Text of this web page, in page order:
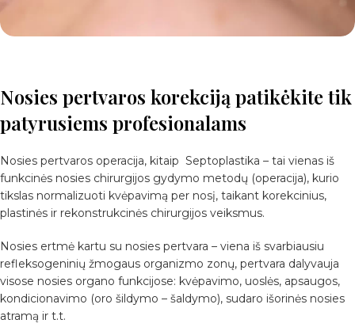
Nosies pertvaros korekciją patikėkite tik
patyrusiems profesionalams
Nosies pertvaros operacija, kitaip Septoplastika – tai vienas iš
funkcinės nosies chirurgijos gydymo metodų (operacija), kurio
tikslas normalizuoti kvėpavimą per nosį, taikant korekcinius,
plastinės ir rekonstrukcinės chirurgijos veiksmus.
Nosies ertmė kartu su nosies pertvara – viena iš svarbiausiu
refleksogeninių žmogaus organizmo zonų, pertvara dalyvauja
visose nosies organo funkcijose: kvėpavimo, uoslės, apsaugos,
kondicionavimo (oro šildymo – šaldymo), sudaro išorinės nosies
atramą ir t.t.